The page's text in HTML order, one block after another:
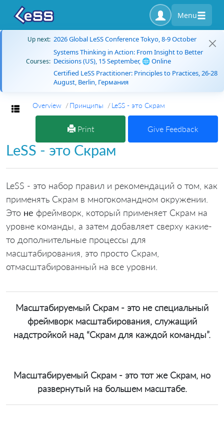
Menu
Up next: 2026 Global LeSS Conference Tokyo, 8-9 October
Courses:
Systems Thinking in Action: From Insight to Better
Decisions (US), 15 September, 🌐 Online
Certified LeSS Practitioner: Principles to Practices, 26-28
August, Berlin, Германия
Toggle navigation
Overview Принципы LeSS - это Скрам
Print Give Feedback
LeSS - это Скрам
LeSS - это набор правил и рекомендаций о том, как
применять Скрам в многокомандном окружении.
Это не фреймворк, который применяет Скрам на
уровне команды, а затем добавляет сверху какие-
то дополнительные процессы для
масштабирования, это просто Скрам,
отмасштабированный на все уровни.
Масштабируемый Скрам - это не специальный
фреймворк масштабирования, служащий
надстройкой над “Скрам для каждой команды”.
Масштабируемый Скрам - это тот же Скрам, но
развернутый на большем масштабе.